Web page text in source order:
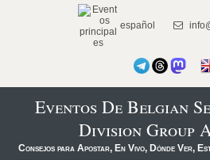
español
Eventos De Belgian
Division Group
Consejos para Apostar, En Vivo, Dónde Ver,